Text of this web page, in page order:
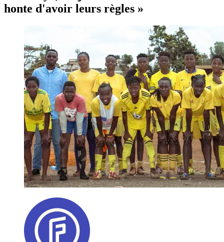
honte d'avoir leurs règles »